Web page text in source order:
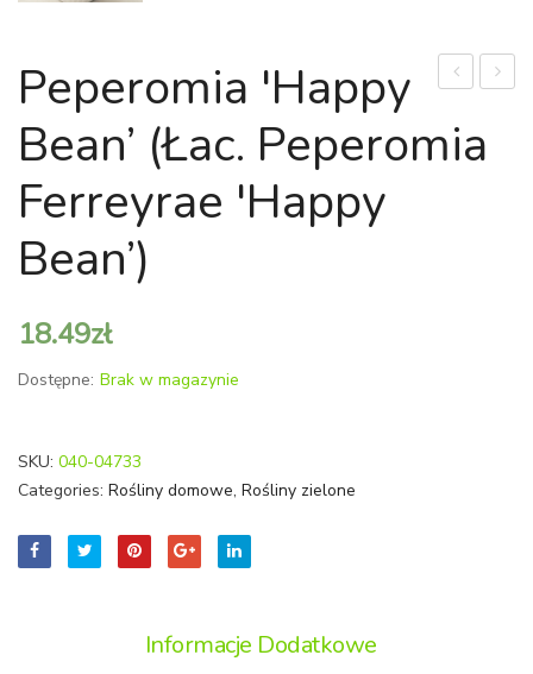
Lithops)
Peperomia 'Happy
Bean’ (łac. Peperomia
Ferreyrae 'Happy
Bean’)
18.49zł
Dostępne: Brak w magazynie
SKU: 040-04733
Categories: Rośliny domowe, Rośliny zielone
Informacje Dodatkowe